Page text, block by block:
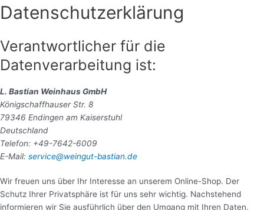
Zum
Inhalt
Datenschutzerklärung
Verantwortlicher für die
Datenverarbeitung ist:
L. Bastian Weinhaus GmbH
Königschaffhauser Str. 8
79346 Endingen am Kaiserstuhl
Deutschland
Telefon: +49-7642-6009
E-Mail: service@weingut-bastian.de
Wir freuen uns über Ihr Interesse an unserem Online-Shop. Der
Schutz Ihrer Privatsphäre ist für uns sehr wichtig. Nachstehend
informieren wir Sie ausführlich über den Umgang mit Ihren Daten.